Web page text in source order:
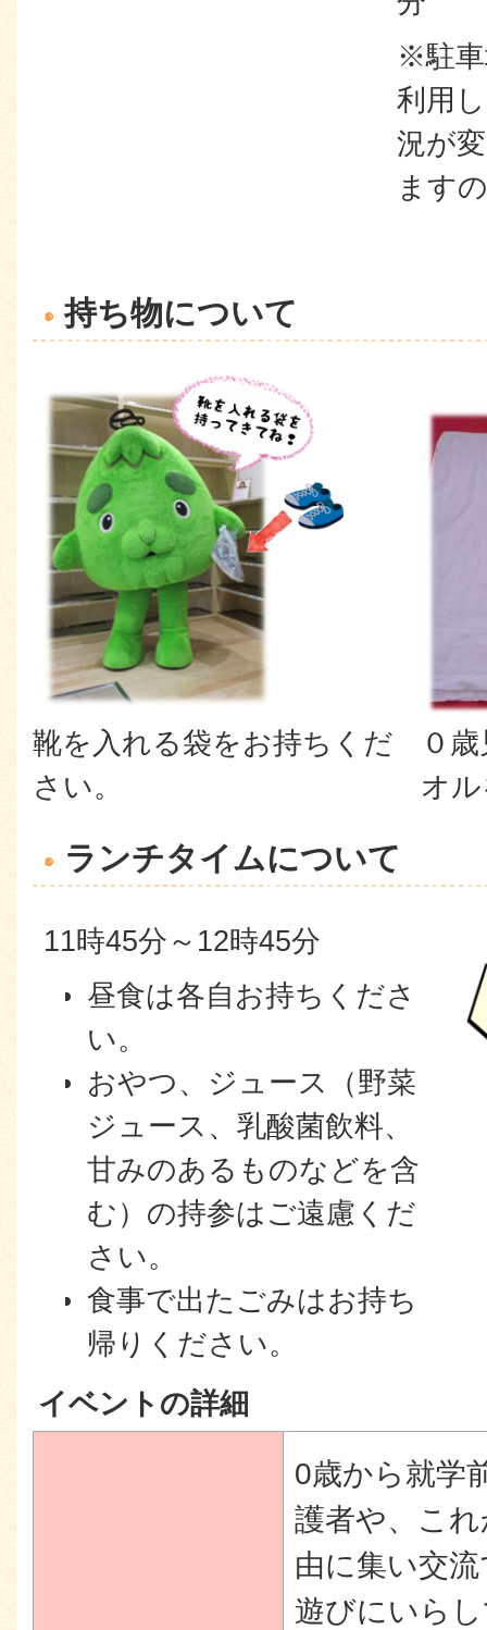
※駐車
利用
況が
ます
持ち物について
靴を入れる袋をお持ちくだ
さい。
０
オ
ランチタイムについて
11時45分～12時45分
昼食は各自お持ちくださ
い。
おやつ、ジュース（野菜
ジュース、乳酸菌飲料、
甘みのあるものなどを含
む）の持参はご遠慮くだ
さい。
食事で出たごみはお持ち
帰りください。
イベントの詳細
0歳から就学
護者や、こ
由に集い交
遊びにいら